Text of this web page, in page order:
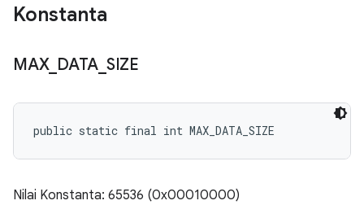
Konstanta
MAX_ DATA SIZE
public static final int MAX_DATA_SIZE
Nilai Konstanta: 65536 (0x00010000)